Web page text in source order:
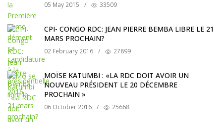
05 May 2015 / 33509
CPI- CONGO RDC: JEAN PIERRE BEMBA LIBRE LE 21
MARS PROCHAIN?
02 February 2016 / 27899
MOÏSE KATUMBI : «LA RDC DOIT AVOIR UN
NOUVEAU PRÉSIDENT LE 20 DÉCEMBRE
PROCHAIN »
06 October 2016 / 25668